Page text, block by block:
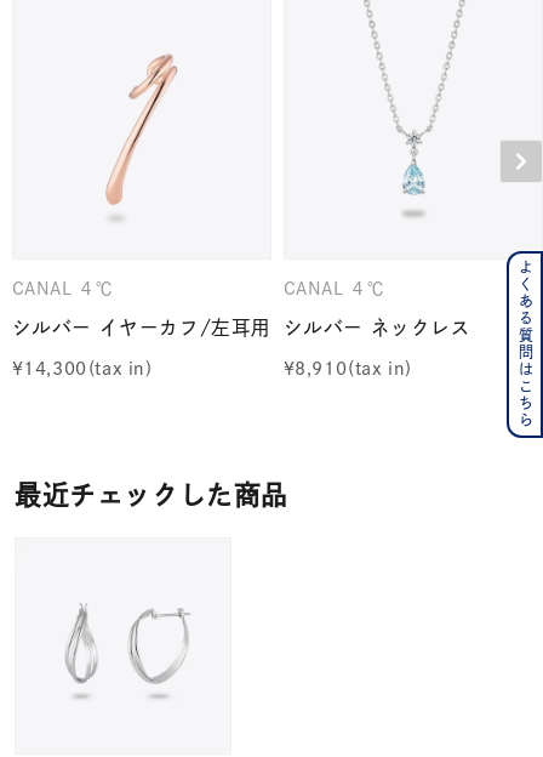
CANAL ４℃
シルバー イヤーカフ/左耳用
¥14,300
CANAL ４℃
シルバー ネックレス
¥8,910
最近チェックした商品
よくある質問はこちら